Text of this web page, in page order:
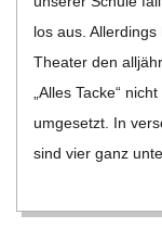
H
U
L
E
los aus.
Thea­ter den
„Alles Tacke“
umge­setzt. In
sind vier ganz